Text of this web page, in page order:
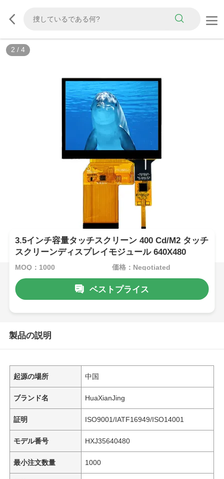
2 / 4
3.5インチ容量タッチスクリーン 400 Cd/M2 タッチ
スクリーンディスプレイモジュール 640X480
MOQ：1000 価格：Negotiated
ベストプライス
製品の説明
起源の場所 中国
ブランド名 HuaXianJing
証明 ISO9001/IATF16949/ISO14001
モデル番号 HXJ35640480
最小注文数量 1000